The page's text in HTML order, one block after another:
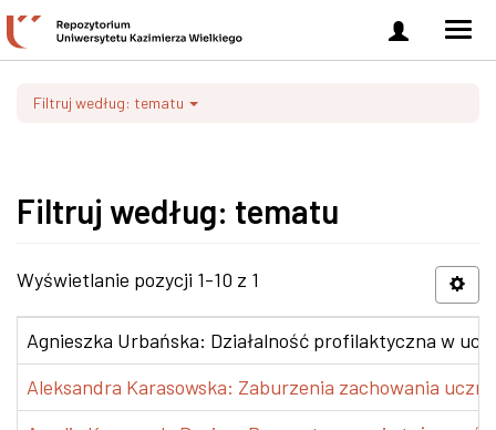
Zaloguj
się
Filtruj według: tematu
Filtruj według: tematu
Wyświetlanie pozycji 1-10 z 1
Agnieszka Urbańska: Działalność profilaktyczna w
Aleksandra Karasowska: Zaburzenia zachowania